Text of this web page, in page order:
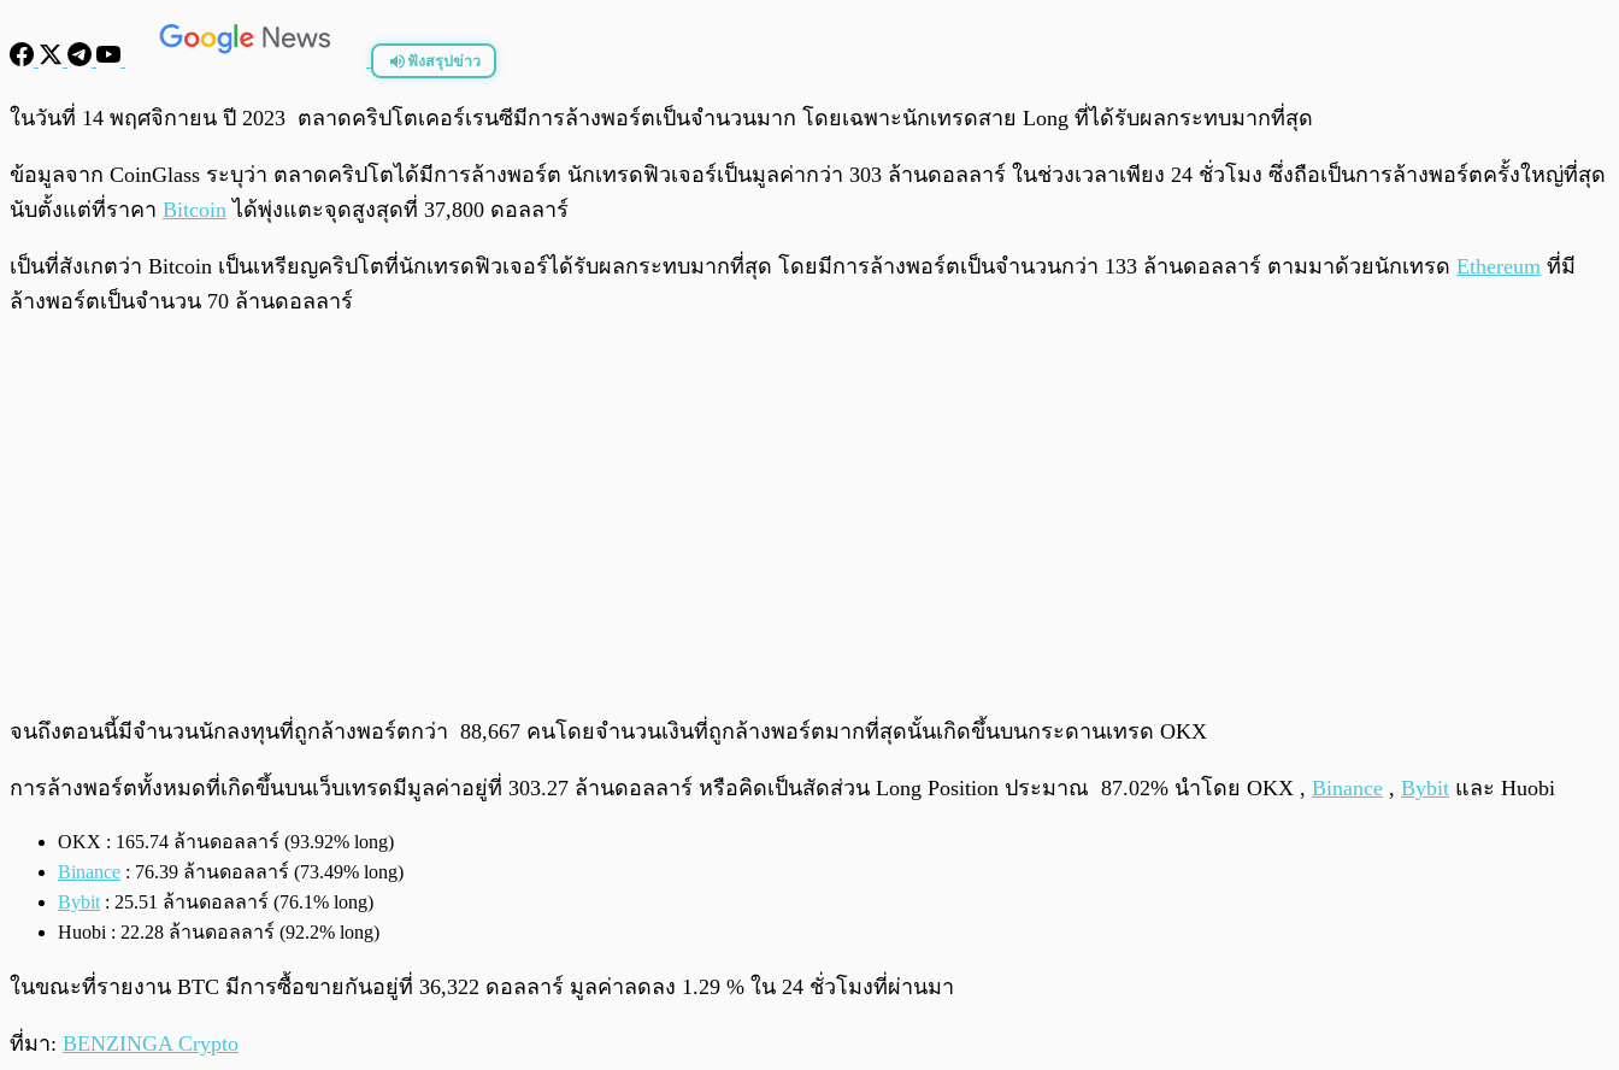
ฟังสรุปข่าว
พร้อมเล่น
ในวันที่ 14 พฤศจิกายน ปี 2023 ตลาดคริปโตเคอร์เรนซีมีการล้างพอร์ตเป็นจำนวนมาก โดยเฉพาะนักเทรดสาย Long ที่ได้รับผลกระทบมากที่สุด
ข้อมูลจาก CoinGlass ระบุว่า ตลาดคริปโตได้มีการล้างพอร์ต นักเทรดฟิวเจอร์เป็นมูลค่ากว่า 303 ล้านดอลลาร์ ในช่วงเวลาเพียง 24 ชั่วโมง ซึ่งถือเป็นการล้างพอร์ตครั้งใหญ่ที่สุด
นับตั้งแต่ที่ราคา Bitcoin ได้พุ่งแตะจุดสูงสุดที่ 37,800 ดอลลาร์
เป็นที่สังเกตว่า Bitcoin เป็นเหรียญคริปโตที่นักเทรดฟิวเจอร์ได้รับผลกระทบมากที่สุด โดยมีการล้างพอร์ตเป็นจำนวนกว่า 133 ล้านดอลลาร์ ตามมาด้วยนักเทรด Ethereum ที่มี
ล้างพอร์ตเป็นจำนวน 70 ล้านดอลลาร์
จนถึงตอนนี้มีจำนวนนักลงทุนที่ถูกล้างพอร์ตกว่า 88,667 คนโดยจำนวนเงินที่ถูกล้างพอร์ตมากที่สุดนั้นเกิดขึ้นบนกระดานเทรด OKX
การล้างพอร์ตทั้งหมดที่เกิดขึ้นบนเว็บเทรดมีมูลค่าอยู่ที่ 303.27 ล้านดอลลาร์ หรือคิดเป็นสัดส่วน Long Position ประมาณ 87.02% นำโดย OKX , Binance , Bybit และ Huobi
OKX : 165.74 ล้านดอลลาร์ (93.92% long)
Binance : 76.39 ล้านดอลลาร์ (73.49% long)
Bybit: 25.51 ล้านดอลลาร์ (76.1% long)
Huobi : 22.28 ล้านดอลลาร์ (92.2% long)
ในขณะที่รายงาน BTC มีการซื้อขายกันอยู่ที่ 36,322 ดอลลาร์ มูลค่าลดลง 1.29 % ใน 24 ชั่วโมงที่ผ่านมา
ที่มา: BENZINGA Crypto